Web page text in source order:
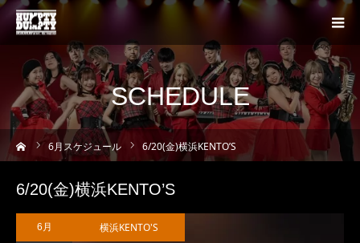
SCHEDULE
ム 6月スケジュール 6/20(金)横浜KENTO’S
6/20(金)横浜KENTO’S
6月 横浜KENTO'S